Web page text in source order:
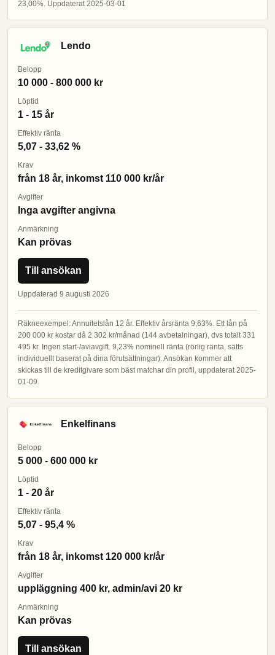
23,00%. Uppdaterat 2025-03-01
Lendo
Belopp
10 000 - 800 000 kr
Löptid
1 - 15 år
Effektiv ränta
5,07 - 33,62 %
Krav
från 18 år, inkomst 110 000 kr/år
Avgifter
Inga avgifter angivna
Anmärkning
Kan prövas
Till ansökan
Uppdaterad 9 augusti 2026
Räkneexempel: Annuitetslån 12 år. Effektiv årsränta 9,63%. Ett lån på
200 000 kr kostar då 2 302 kr/månad (144 avbetalningar), dvs totalt 331
495 kr. Ingen start-/aviavgift. 9,23% nominell ränta (rörlig ränta, sätts
individuellt baserat på dina förutsättningar). Ansökan kommer att
skickas till de kreditgivare som bäst matchar din profil, uppdaterat 2025-
01-09.
Enkelfinans
Belopp
5 000 - 600 000 kr
Löptid
1 - 20 år
Effektiv ränta
5,07 - 95,4 %
Krav
från 18 år, inkomst 120 000 kr/år
Avgifter
uppläggning 400 kr, admin/avi 20 kr
Anmärkning
Kan prövas
Till ansökan